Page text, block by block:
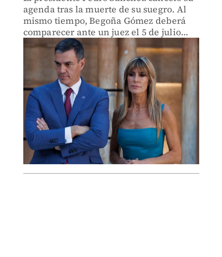
agenda tras la muerte de su suegro. Al
mismo tiempo, Begoña Gómez deberá
comparecer ante un juez el 5 de julio
debido a una investigación judicial.